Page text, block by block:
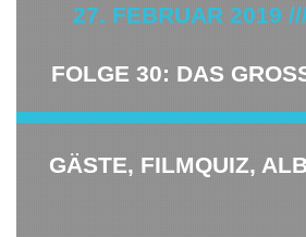
27. FEBRUAR 2019
FOLGE 30: DAS
GÄSTE, FILMQUIZ,